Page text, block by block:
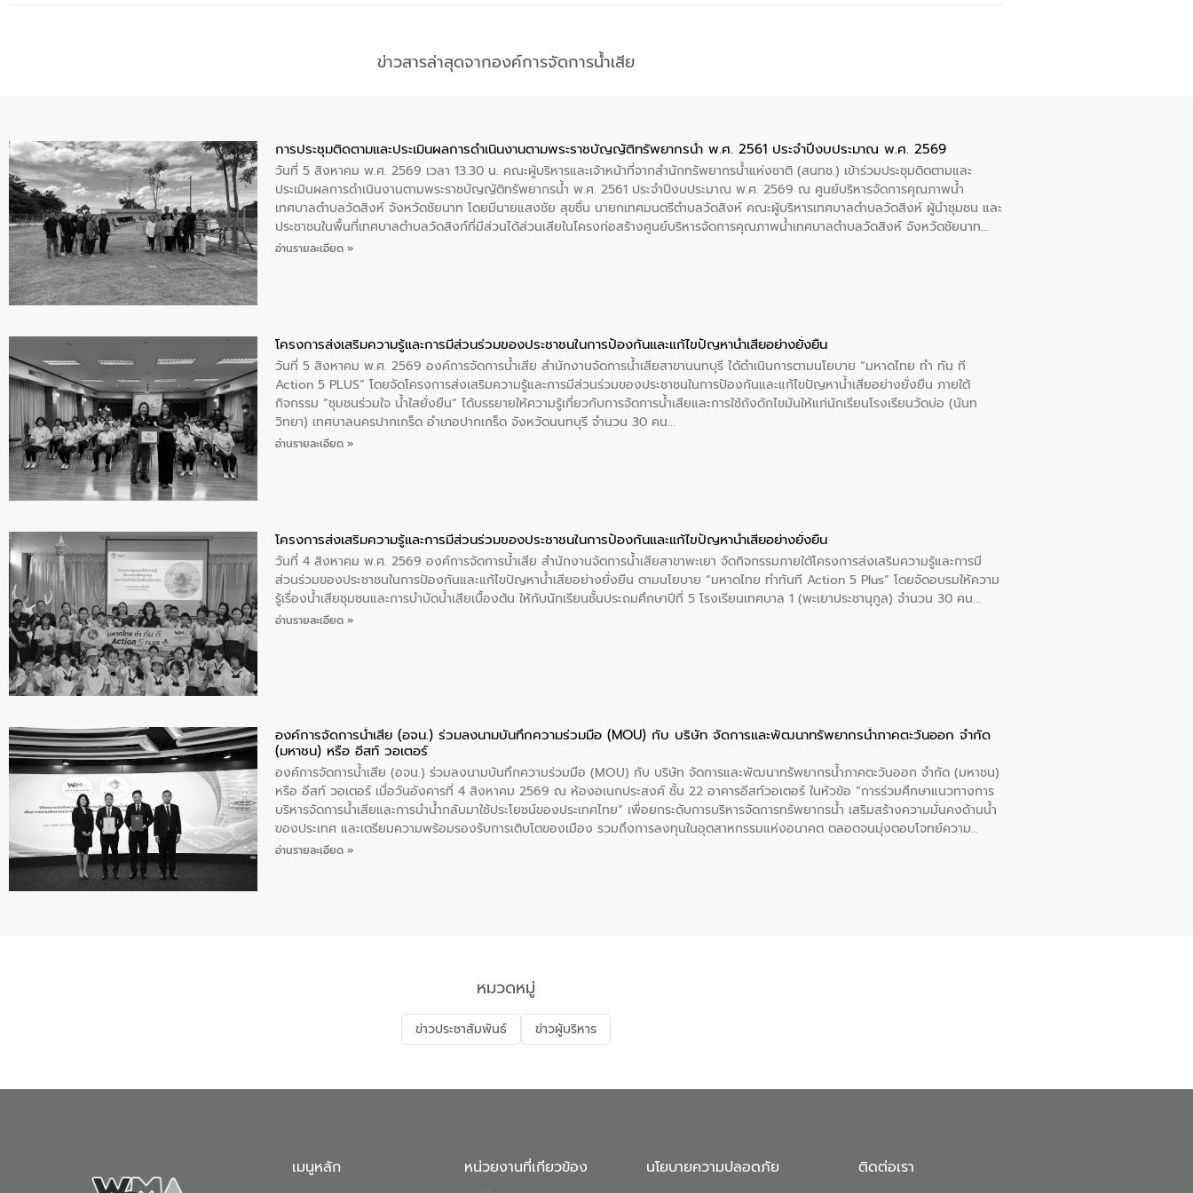
ข่าวสารล่าสุดจากองค์การจัดการน้ำเสีย
การประชุมติดตามและประเมินผลการดำเนินงานตามพระราชบัญญัติทรัพยากรน้ำ พ.ศ. 2561 ประจำปีงบประมาณ พ.ศ. 2569
วันที่ 5 สิงหาคม พ.ศ. 2569 เวลา 13.30 น. คณะผู้บริหารและเจ้าหน้าที่จากสำนักทรัพยากรน้ำแห่งชาติ (สนทช.) เข้าร่วมประชุมติดตามและ
ประเมินผลการดำเนินงานตามพระราชบัญญัติทรัพยากรน้ำ พ.ศ. 2561 ประจำปีงบประมาณ พ.ศ. 2569 ณ ศูนย์บริหารจัดการคุณภาพน้ำ
เทศบาลตำบลวัดสิงห์ จังหวัดชัยนาท โดยมีนายแสงชัย สุขชื่น นายกเทศมนตรีตำบลวัดสิงห์ คณะผู้บริหารเทศบาลตำบลวัดสิงห์ ผู้นำชุมชน และ
ประชาชนในพื้นที่เทศบาลตำบลวัดสิงก์ที่มีส่วนได้ส่วนเสียในโครงก่อสร้างศูนย์บริหารจัดการคุณภาพน้ำเทศบาลตำบลวัดสิงห์ จังหวัดชัยนาท
ให้การต้อนรับ
อ่านรายละเอียด »
โครงการส่งเสริมความรู้และการมีส่วนร่วมของประชาชนในการป้องกันและแก้ไขปัญหาน้ำเสียอย่างยั่งยืน
วันที่ 5 สิงหาคม พ.ศ. 2569 องค์การจัดการน้ำเสีย สำนักงานจัดการน้ำเสียสาขานนทบุรี ได้ดำเนินการตามนโยบาย “มหาดไทย ทำ ทัน ที
Action 5 PLUS” โดยจัดโครงการส่งเสริมความรู้และการมีส่วนร่วมของประชาชนในการป้องกันและแก้ไขปัญหาน้ำเสียอย่างยั่งยืน ภายใต้
กิจกรรม “ชุมชนร่วมใจ น้ำใสยั่งยืน” ได้บรรยายให้ความรู้เกี่ยวกับการจัดการน้ำเสียและการใช้ถังดักไขมันให้แก่นักเรียนโรงเรียนวัดบ่อ (นันท
วิทยา) เทศบาลนครปากเกร็ด อำเภอปากเกร็ด จังหวัดนนทบุรี จำนวน 30 คน
อ่านรายละเอียด »
โครงการส่งเสริมความรู้และการมีส่วนร่วมของประชาชนในการป้องกันและแก้ไขปัญหาน้ำเสียอย่างยั่งยืน
วันที่ 4 สิงหาคม พ.ศ. 2569 องค์การจัดการน้ำเสีย สำนักงานจัดการน้ำเสียสาขาพะเยา จัดกิจกรรมภายใต้โครงการส่งเสริมความรู้และการมี
ส่วนร่วมของประชาชนในการป้องกันและแก้ไขปัญหาน้ำเสียอย่างยั่งยืน ตามนโยบาย “มหาดไทย ทำทันที Action 5 Plus” โดยจัดอบรมให้ความ
รู้เรื่องน้ำเสียชุมชนและการบำบัดน้ำเสียเบื้องต้น ให้กับนักเรียนชั้นประถมศึกษาปีที่ 5 โรงเรียนเทศบาล 1 (พะเยาประชานุกูล) จำนวน 30 คน
อ่านรายละเอียด »
องค์การจัดการน้ำเสีย (อจน.) ร่วมลงนามบันทึกความร่วมมือ (MOU) กับ บริษัท จัดการและพัฒนาทรัพยากรน้ำภาคตะวันออก จำกัด
(มหาชน) หรือ อีสท์ วอเตอร์
องค์การจัดการน้ำเสีย (อจน.) ร่วมลงนามบันทึกความร่วมมือ (MOU) กับ บริษัท จัดการและพัฒนาทรัพยากรน้ำภาคตะวันออก จำกัด (มหาชน)
หรือ อีสท์ วอเตอร์ เมื่อวันอังคารที่ 4 สิงหาคม 2569 ณ ห้องอเนกประสงค์ ชั้น 22 อาคารอีสท์วอเตอร์ ในหัวข้อ “การร่วมศึกษาแนวทางการ
บริหารจัดการน้ำเสียและการนำน้ำกลับมาใช้ประโยชน์ของประเทศไทย” เพื่อยกระดับการบริหารจัดการทรัพยากรน้ำ เสริมสร้างความมั่นคงด้านน้ำ
ของประเทศ และเตรียมความพร้อมรองรับการเติบโตของเมือง รวมถึงการลงทุนในอุตสาหกรรมแห่งอนาคต ตลอดจนมุ่งตอบโจทย์ความ
ท้าทายจากวิกฤตการเปลี่ยนแปลงสภาพภูมิอากาศและความเสี่ยงภัยแล้งในระยะยาว การประสานความร่วมมือในครั้งนี้เป็นการดึงจุดแข็งและ
ตลอดระบบ โดยการนำน้ำบำบัดกลับมาใช้ใหม่จะช่วยลดการพึ่งพาน้ำธรรมชาติและสร้างสมดุลทางเศรษฐกิจและสิ่งแวดล้อมได้อย่างเป็นรูปธรรม
ความร่วมมือระหว่างภาครัฐและภาคเอกชนในครั้งนี้ นับเป็นก้าวสำคัญของ องค์การจัดการน้ำเสีย (อจน.) ในการร่วมวางรากฐานโครงสร้างพื้น
ฐานด้านน้ำของประเทศ เพื่อยกระดับประสิทธิภาพการใช้ทรัพยากรน้ำให้เกิดประโยชน์สูงสุดและเป็นไปตามมาตรฐานสากล
อ่านรายละเอียด »
หมวดหมู่
ข่าวประชาสัมพันธ์ ข่าวผู้บริหาร
เมนูหลัก หน่วยงานที่เกียวข้อง นโยบายความปลอดภัย ติดต่อเรา